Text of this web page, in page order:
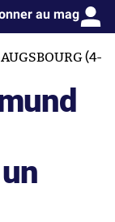
au mag
(4-